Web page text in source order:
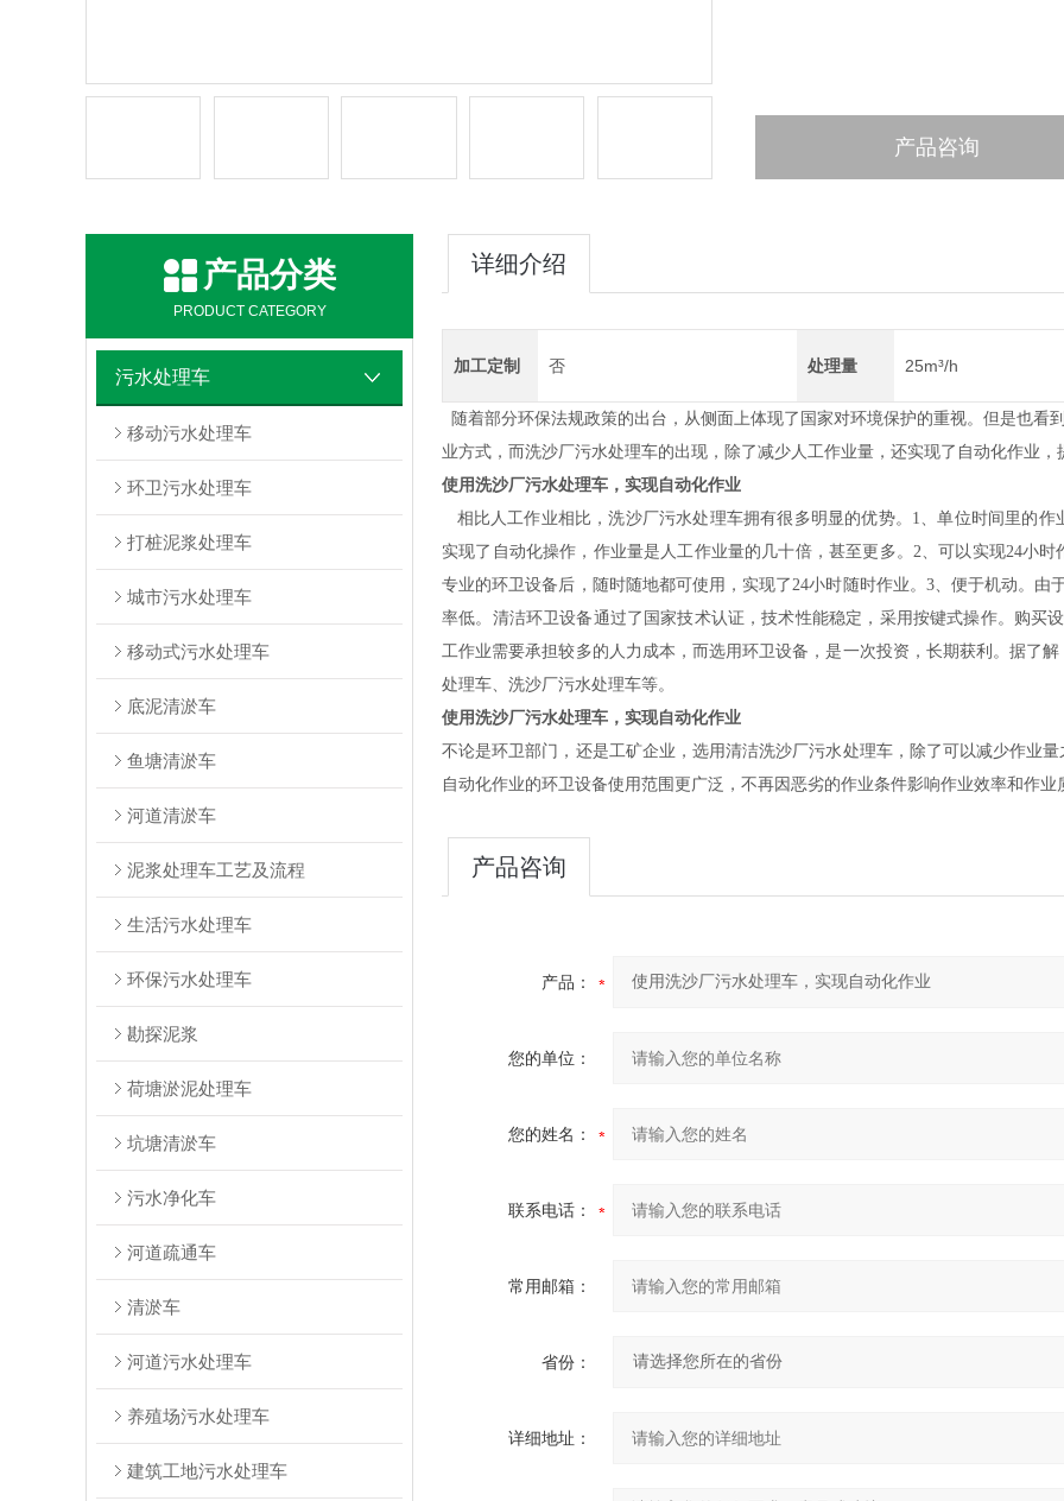
产品咨询
产品分类
PRODUCT CATEGORY
污水处理车
移动污水处理车
环卫污水处理车
打桩泥浆处理车
城市污水处理车
移动式污水处理车
底泥清淤车
鱼塘清淤车
河道清淤车
泥浆处理车工艺及流程
生活污水处理车
环保污水处理车
勘探泥浆
荷塘淤泥处理车
坑塘清淤车
污水净化车
河道疏通车
清淤车
河道污水处理车
养殖场污水处理车
建筑工地污水处理车
详细介绍
加工定制 否 处理量 25m³/h
随着部分环保法规政策的出台，从侧面上体现了国家对环境保护的重视。但是也看
业方式，而洗沙厂污水处理车的出现，除了减少人工作业量，还实现了自动化作业，
使用洗沙厂污水处理车，实现自动化作业
相比人工作业相比，洗沙厂污水处理车拥有很多明显的优势。1、单位时间里的
实现了自动化操作，作业量是人工作业量的几十倍，甚至更多。2、可以实现24小
专业的环卫设备后，随时随地都可使用，实现了24小时随时作业。3、便于机动。
率低。清洁环卫设备通过了国家技术认证，技术性能稳定，采用按键式操作。购买
工作业需要承担较多的人力成本，而选用环卫设备，是一次投资，长期获利。据了
处理车、洗沙厂污水处理车等。
使用洗沙厂污水处理车，实现自动化作业
不论是环卫部门，还是工矿企业，选用清洁洗沙厂污水处理车，除了可以减少作业
自动化作业的环卫设备使用范围更广泛，不再因恶劣的作业条件影响作业效率和作业
产品咨询
产品：
您的单位：
您的姓名：
联系电话：
常用邮箱：
省份：
详细地址：